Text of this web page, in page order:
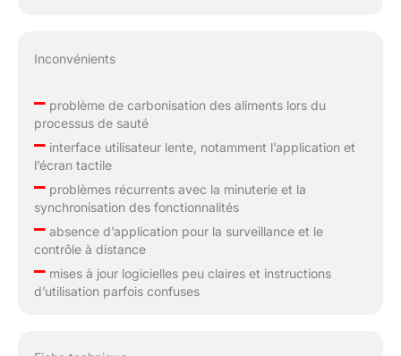
Inconvénients
–problème de carbonisation des aliments lors du
processus de sauté
–interface utilisateur lente, notamment l’application et
l’écran tactile
–problèmes récurrents avec la minuterie et la
synchronisation des fonctionnalités
–absence d’application pour la surveillance et le
contrôle à distance
–mises à jour logicielles peu claires et instructions
d’utilisation parfois confuses